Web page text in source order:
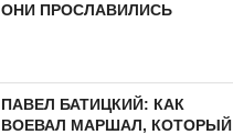
ОНИ ПРОСЛАВИЛИСЬ
ПАВЕЛ БАТИЦКИЙ: КАК
ВОЕВАЛ МАРШАЛ, КОТОРЫЙ